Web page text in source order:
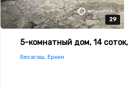
29
29
29
29
29
5-комнатный дом, 14 соток,
Бесагаш, Еркин